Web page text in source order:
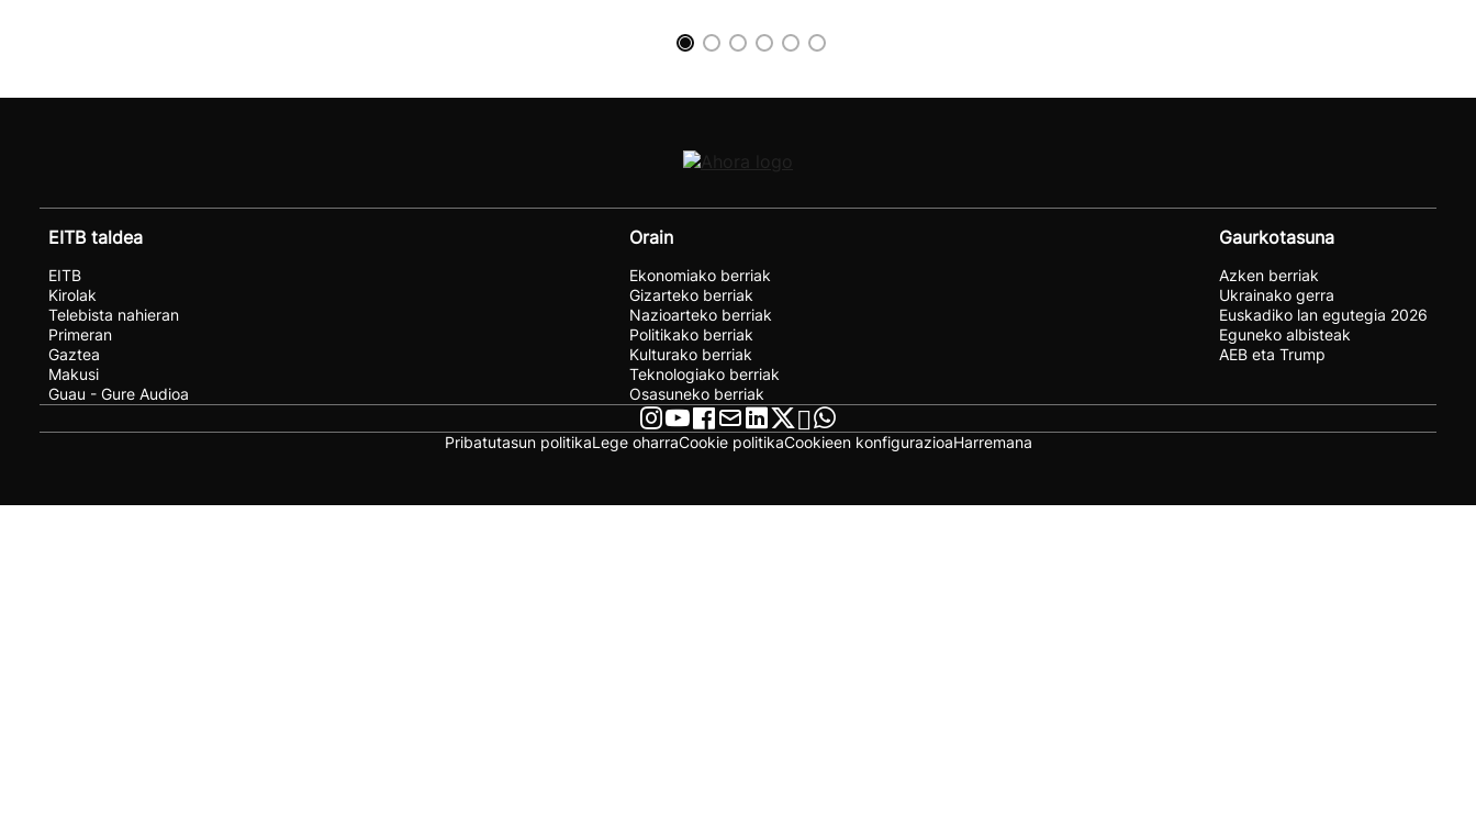
EITB taldea
EITB
Kirolak
Telebista nahieran
Primeran
Gaztea
Makusi
Guau - Gure Audioa
Orain
Ekonomiako berriak
Gizarteko berriak
Nazioarteko berriak
Politikako berriak
Kulturako berriak
Teknologiako berriak
Osasuneko berriak
Gaurkotasuna
Azken berriak
Ukrainako gerra
Euskadiko lan egutegia 2026
Eguneko albisteak
AEB eta Trump
Pribatutasun politikaLege oharraCookie politikaCookieen konfigurazioaHarremana